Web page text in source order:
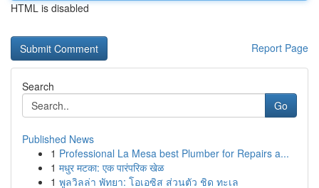
HTML is disabled
Report Page
Search
Go
Published News
1 Professional La Mesa best Plumber for Repairs a...
1 मधुर मटका: एक पारंपरिक खेळ
1 พูลวิลล่า พัทยา: โอเอซิส ส่วนตัว ชิด ทะเล